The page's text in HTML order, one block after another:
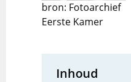
bron: Fotoarchief
Eerste Kamer
Inhoud